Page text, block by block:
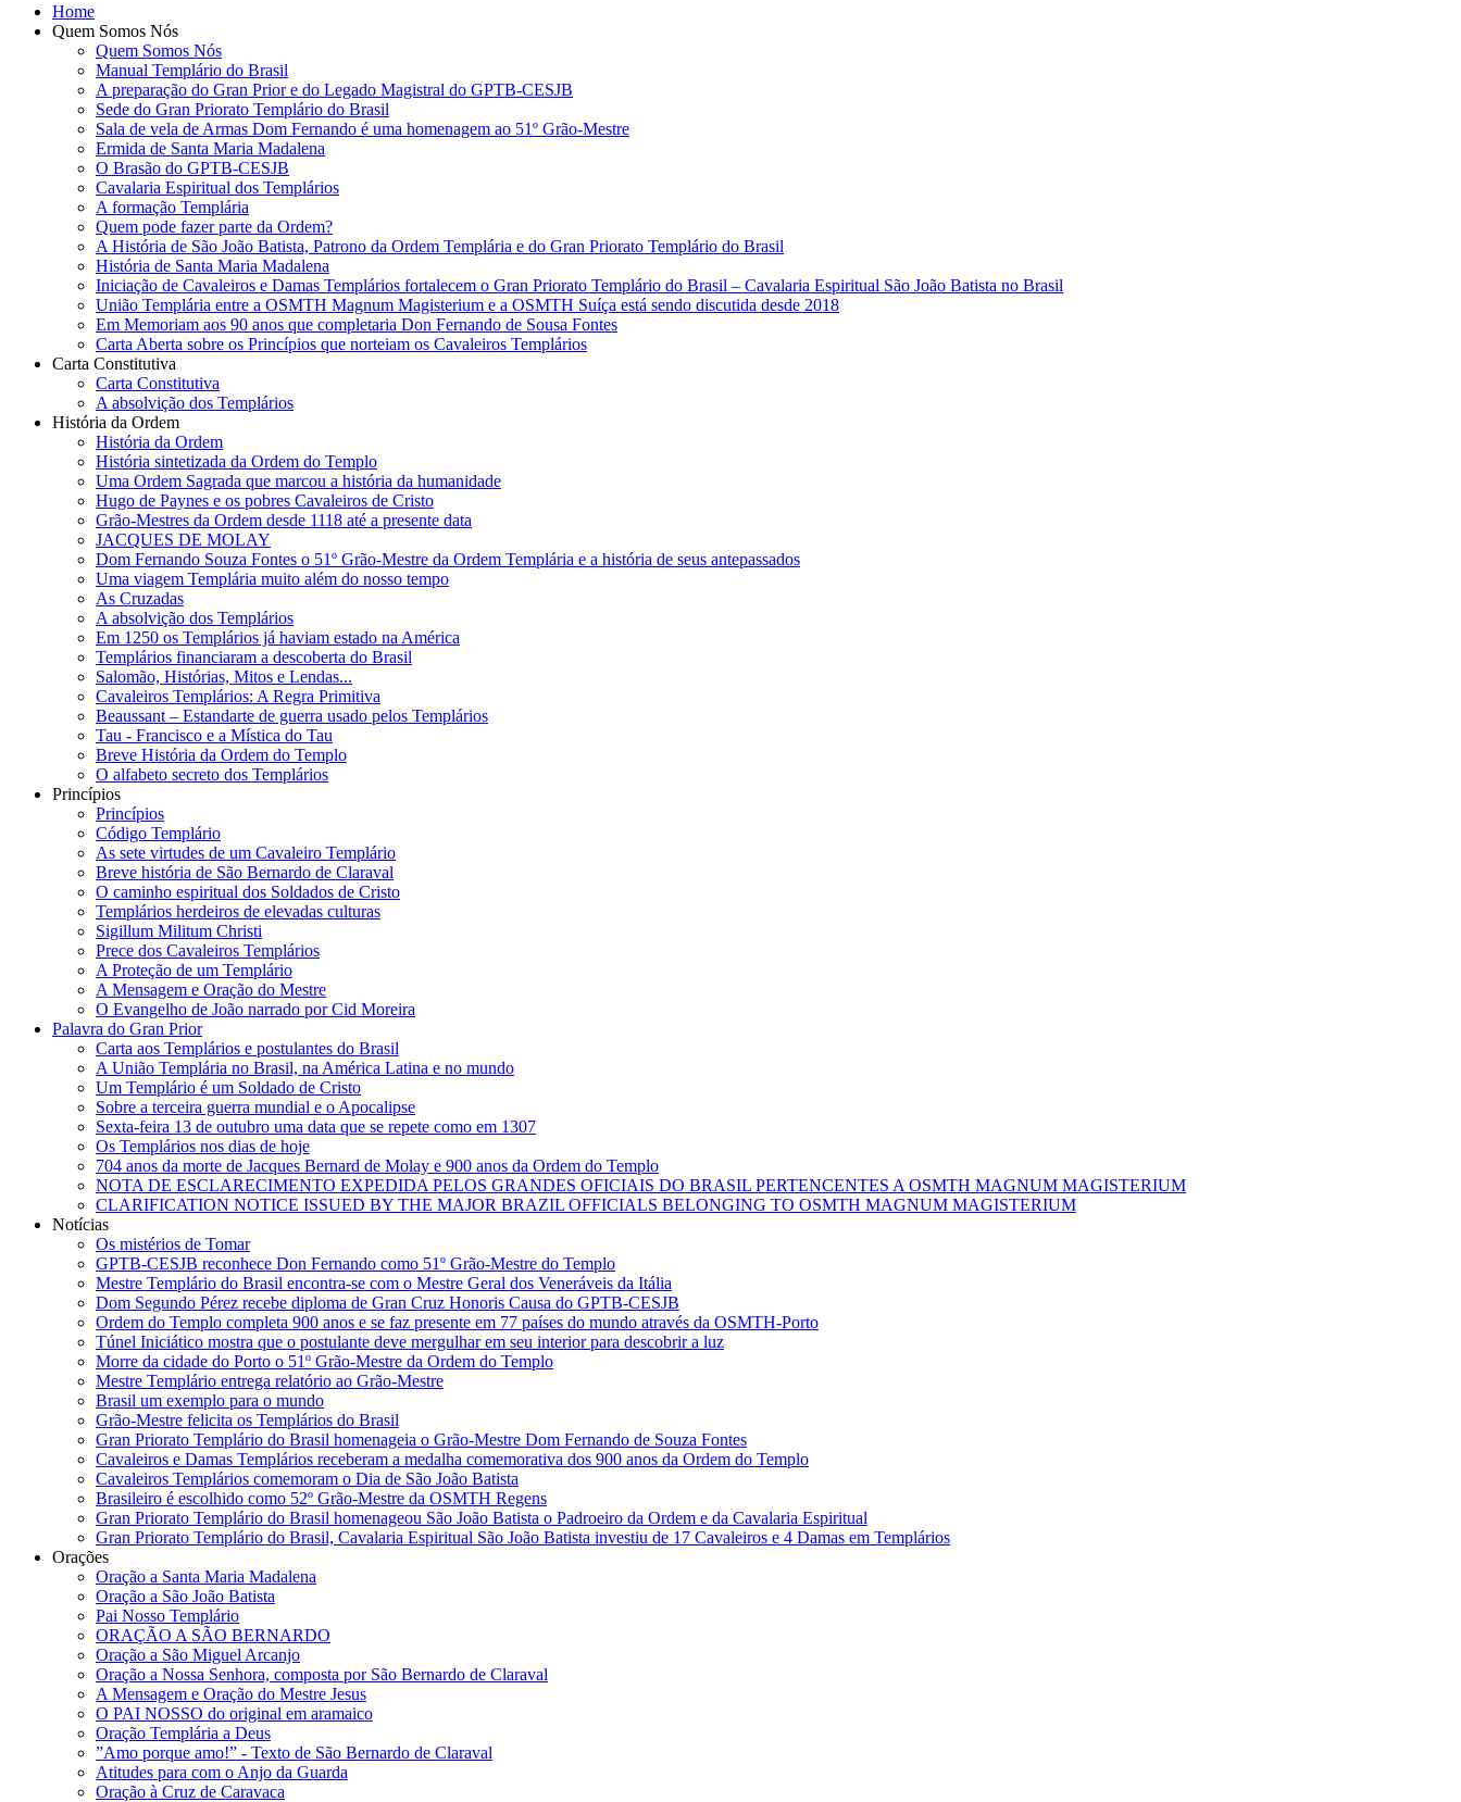
Home
Quem Somos Nós
Quem Somos Nós
Manual Templário do Brasil
A preparação do Gran Prior e do Legado Magistral do GPTB-CESJB
Sede do Gran Priorato Templário do Brasil
Sala de vela de Armas Dom Fernando é uma homenagem ao 51º Grão-Mestre
Ermida de Santa Maria Madalena
O Brasão do GPTB-CESJB
Cavalaria Espiritual dos Templários
A formação Templária
Quem pode fazer parte da Ordem?
A História de São João Batista, Patrono da Ordem Templária e do Gran Priorato Templário do Brasil
História de Santa Maria Madalena
Iniciação de Cavaleiros e Damas Templários fortalecem o Gran Priorato Templário do Brasil – Cavalaria Espiritual São João Batista no Brasil
União Templária entre a OSMTH Magnum Magisterium e a OSMTH Suíça está sendo discutida desde 2018
Em Memoriam aos 90 anos que completaria Don Fernando de Sousa Fontes
Carta Aberta sobre os Princípios que norteiam os Cavaleiros Templários
Carta Constitutiva
Carta Constitutiva
A absolvição dos Templários
História da Ordem
História da Ordem
História sintetizada da Ordem do Templo
Uma Ordem Sagrada que marcou a história da humanidade
Hugo de Paynes e os pobres Cavaleiros de Cristo
Grão-Mestres da Ordem desde 1118 até a presente data
JACQUES DE MOLAY
Dom Fernando Souza Fontes o 51º Grão-Mestre da Ordem Templária e a história de seus antepassados
Uma viagem Templária muito além do nosso tempo
As Cruzadas
A absolvição dos Templários
Em 1250 os Templários já haviam estado na América
Templários financiaram a descoberta do Brasil
Salomão, Histórias, Mitos e Lendas...
Cavaleiros Templários: A Regra Primitiva
Beaussant – Estandarte de guerra usado pelos Templários
Tau - Francisco e a Mística do Tau
Breve História da Ordem do Templo
O alfabeto secreto dos Templários
Princípios
Princípios
Código Templário
As sete virtudes de um Cavaleiro Templário
Breve história de São Bernardo de Claraval
O caminho espiritual dos Soldados de Cristo
Templários herdeiros de elevadas culturas
Sigillum Militum Christi
Prece dos Cavaleiros Templários
A Proteção de um Templário
A Mensagem e Oração do Mestre
O Evangelho de João narrado por Cid Moreira
Palavra do Gran Prior
Carta aos Templários e postulantes do Brasil
A União Templária no Brasil, na América Latina e no mundo
Um Templário é um Soldado de Cristo
Sobre a terceira guerra mundial e o Apocalipse
Sexta-feira 13 de outubro uma data que se repete como em 1307
Os Templários nos dias de hoje
704 anos da morte de Jacques Bernard de Molay e 900 anos da Ordem do Templo
NOTA DE ESCLARECIMENTO EXPEDIDA PELOS GRANDES OFICIAIS DO BRASIL PERTENCENTES A OSMTH MAGNUM MAGISTERIUM
CLARIFICATION NOTICE ISSUED BY THE MAJOR BRAZIL OFFICIALS BELONGING TO OSMTH MAGNUM MAGISTERIUM
Notícias
Os mistérios de Tomar
GPTB-CESJB reconhece Don Fernando como 51º Grão-Mestre do Templo
Mestre Templário do Brasil encontra-se com o Mestre Geral dos Veneráveis da Itália
Dom Segundo Pérez recebe diploma de Gran Cruz Honoris Causa do GPTB-CESJB
Ordem do Templo completa 900 anos e se faz presente em 77 países do mundo através da OSMTH-Porto
Túnel Iniciático mostra que o postulante deve mergulhar em seu interior para descobrir a luz
Morre da cidade do Porto o 51º Grão-Mestre da Ordem do Templo
Mestre Templário entrega relatório ao Grão-Mestre
Brasil um exemplo para o mundo
Grão-Mestre felicita os Templários do Brasil
Gran Priorato Templário do Brasil homenageia o Grão-Mestre Dom Fernando de Souza Fontes
Cavaleiros e Damas Templários receberam a medalha comemorativa dos 900 anos da Ordem do Templo
Cavaleiros Templários comemoram o Dia de São João Batista
Brasileiro é escolhido como 52º Grão-Mestre da OSMTH Regens
Gran Priorato Templário do Brasil homenageou São João Batista o Padroeiro da Ordem e da Cavalaria Espiritual
Gran Priorato Templário do Brasil, Cavalaria Espiritual São João Batista investiu de 17 Cavaleiros e 4 Damas em Templários
Orações
Oração a Santa Maria Madalena
Oração a São João Batista
Pai Nosso Templário
ORAÇÃO A SÃO BERNARDO
Oração a São Miguel Arcanjo
Oração a Nossa Senhora, composta por São Bernardo de Claraval
A Mensagem e Oração do Mestre Jesus
O PAI NOSSO do original em aramaico
Oração Templária a Deus
”Amo porque amo!” - Texto de São Bernardo de Claraval
Atitudes para com o Anjo da Guarda
Oração à Cruz de Caravaca